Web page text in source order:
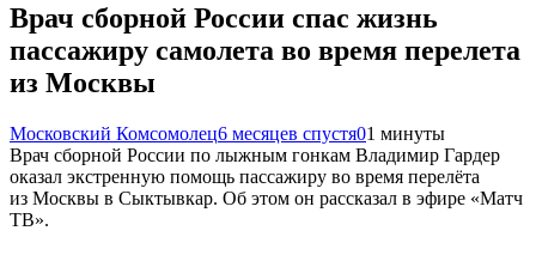
Врач сборной России спас жизнь
пассажиру самолета во время перелета
из Москвы
Московский Комсомолец6 месяцев спустя01 минуты
Врач сборной России по лыжным гонкам Владимир Гардер
оказал экстренную помощь пассажиру во время перелёта
из Москвы в Сыктывкар. Об этом он рассказал в эфире «Матч
ТВ».